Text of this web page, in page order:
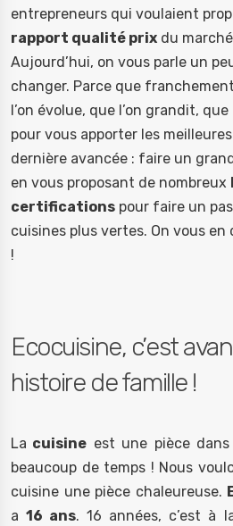
entrepreneurs qui voulaient
rapport qualité prix du
Aujourd’hui, on vous parle un
changer. Parce que
l’on évolue, que l’on grandit,
pour vous apporter les
dernière avancée : faire un grand
en vous proposant de nombreux
certifications pour faire un
cuisines plus vertes. On vous
!
Ecocuisine, c’est
histoire de famille !
La cuisine est une pièce
beaucoup de temps ! Nous
cuisine une pièce chaleureuse.
a16 ans. 16 années, c’est